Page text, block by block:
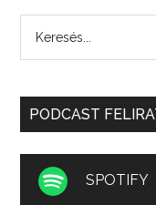
PODCAST
SPOTIFY